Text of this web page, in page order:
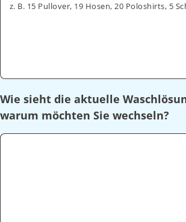
z. B. 15 Pullover, 19 Hosen, 20 Poloshirts, 5
Wie sieht die aktuelle
warum möchten Sie wechseln?